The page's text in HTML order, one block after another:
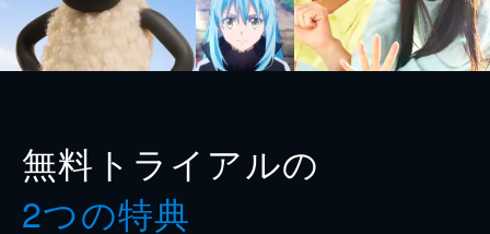
無料トライアルの
2つの特典